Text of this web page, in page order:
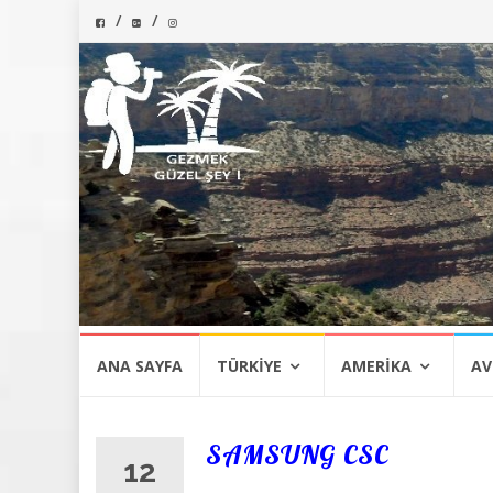
atlaANA SAYFA TÜRKIYE AMERIKA
12 SAMSUNG CSC